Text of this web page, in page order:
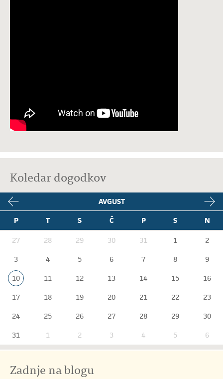
Koledar dogodkov
AVGUST
P
T S Č P S N
27 28 29 30 31 1
2
3
4 5 6 7 8
9
10
11 12 13 14 15
16
17
18 19 20 21 22
23
24
25 26 27 28 29
30
31
1 2 3 4 5 6
Zadnje na blogu